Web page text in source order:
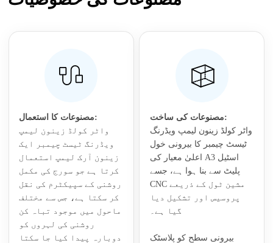
مصنوعات کا استعمال:
واٹر کولڈ زینون لیمپ
ویڈرنگ ٹیسٹ چیمبر ایک
زینون آرک لیمپ استعمال
کرتا ہے جو سورج کی مکمل
روشنی کے سپیکٹرم کی نقل
کر سکتا ہے، جس سے مختلف
ماحول میں موجود تباہ کن
روشنی کی لہروں کو
دوبارہ پیدا کیا جا سکتا
مصنوعات کی ساخت:
واٹر کولڈ زینون لیمپ ویڈرنگ
ٹیسٹ چیمبر کا بیرونی خول
اعلیٰ معیار کی A3 اسٹیل
پلیٹ سے بنا ہوا ہے، جسے
CNC مشین ٹول کے ذریعے
پروسیس اور تشکیل دیا
گیا ہے۔
بیرونی سطح کو پلاسٹک